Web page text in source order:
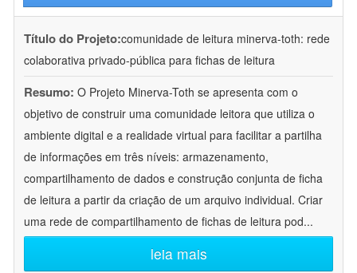
Título do Projeto:comunidade de leitura minerva-toth: rede
colaborativa privado-pública para fichas de leitura
Resumo: O Projeto Minerva-Toth se apresenta com o
objetivo de construir uma comunidade leitora que utiliza o
ambiente digital e a realidade virtual para facilitar a partilha
de informações em três níveis: armazenamento,
compartilhamento de dados e construção conjunta de ficha
de leitura a partir da criação de um arquivo individual. Criar
uma rede de compartilhamento de fichas de leitura pod...
leia mais